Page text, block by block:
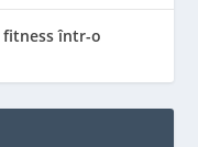
într-o